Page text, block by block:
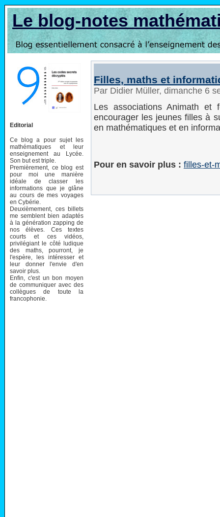
Le blog-notes
Editorial
Ce blog a pour sujet les
mathématiques et leur
enseignement au Lycée.
Son but est triple.
Premièrement, ce blog est
pour moi une manière
idéale de classer les
informations que je glâne
au cours de mes voyages
en Cybérie.
Deuxièmement, ces billets
me semblent bien adaptés
à la génération zapping de
nos élèves. Ces textes
courts et ces vidéos,
privilégiant le côté ludique
des maths, pourront, je
l'espère, les intéresser et
leur donner l'envie d'en
savoir plus.
Enfin, c'est un bon moyen
de communiquer avec des
collègues de toute la
francophonie.
Filles, maths et
Par Didier Müller, dimanche 6
Les associations Animath et
encourager les jeunes filles à
en mathématiques et en
Pour en savoir plus : filles-et-